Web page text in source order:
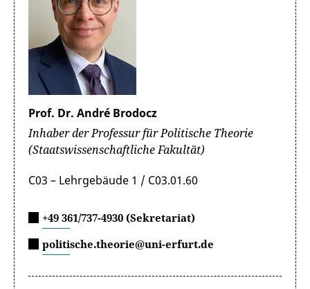
Prof. Dr. André Brodocz
Inhaber der Professur für Politische Theorie
(Staatswissenschaftliche Fakultät)
C03 – Lehrgebäude 1 / C03.01.60
+49 361/737-4930 (Sekretariat)
politische.theorie@uni-erfurt.de